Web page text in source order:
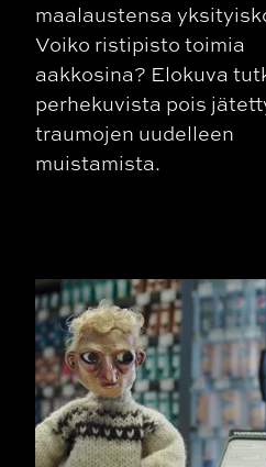
maalaustensa
Voiko ristipisto toimia
aakkosina? Elokuva
perhekuvista pois
traumojen uudelleen
muistamista.